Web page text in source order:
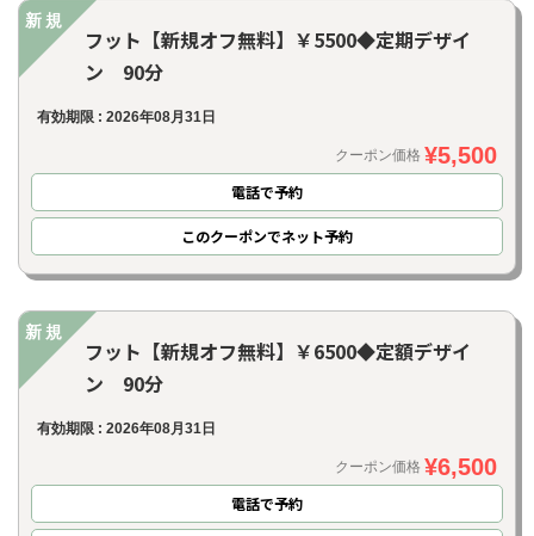
新規
フット【新規オフ無料】￥5500◆定期デザイ
ン 90分
有効期限 : 2026年08月31日
クーポン価格 ¥5,500
電話で予約
このクーポンでネット予約
新規
フット【新規オフ無料】￥6500◆定額デザイ
ン 90分
有効期限 : 2026年08月31日
クーポン価格 ¥6,500
電話で予約